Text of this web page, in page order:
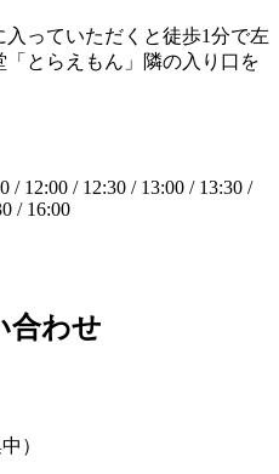
っていただくと徒歩1分で左
とらえもん」隣の入り口を
/ 12:00 / 12:30 / 13:00 / 13:30 /
/ 16:00
合わせ
）